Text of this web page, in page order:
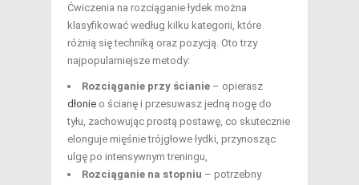
Ćwiczenia na rozciąganie łydek można
klasyfikować według kilku kategorii, które
różnią się techniką oraz pozycją. Oto trzy
najpopularniejsze metody:
Rozciąganie przy ścianie – opierasz
dłonie o ścianę i przesuwasz jedną nogę do
tyłu, zachowując prostą postawę, co skutecznie
elonguje mięśnie trójgłowe łydki, przynosząc
ulgę po intensywnym treningu,
Rozciąganie na stopniu – potrzebny